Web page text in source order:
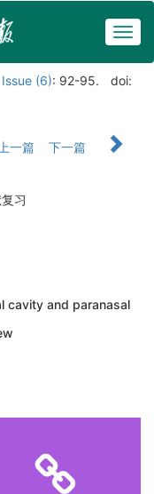
Issue (6): 92-95.
doi:
上一篇
下一篇
习
cavity and paranasal